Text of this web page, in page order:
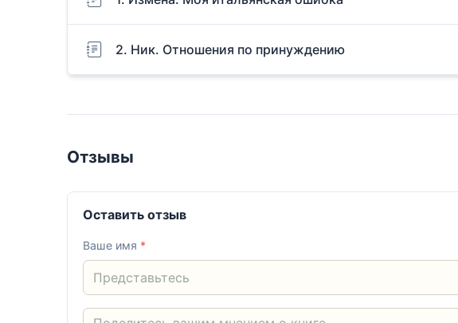
2. Ник. Отношения по принуждению
Отзывы
Оставить отзыв
Ваше имя *